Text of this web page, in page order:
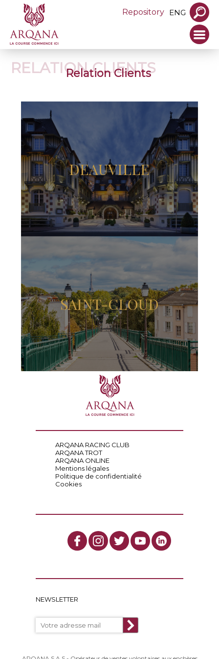
Repository ENG
RELATION CLIENTS
Relation Clients
DEAUVILLE
SAINT-CLOUD
ARQANA RACING CLUB
ARQANA TROT
ARQANA ONLINE
Mentions légales
Politique de confidentialité
Cookies
NEWSLETTER